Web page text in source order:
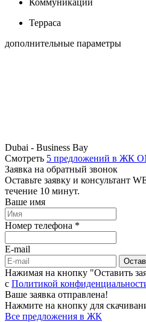
Терраса
дополнительные параметры
Dubai - Business Bay
Смотреть 5 предложений в ЖК
Заявка на обратный звонок
Оставьте заявку и консультант
течение 10 минут.
Ваше имя
Номер телефона *
E-mail
Нажимая на кнопку "Оставить
c Политикой
Ваше заявка отправлена!
Нажмите на кнопку для
Все предложения в ЖК